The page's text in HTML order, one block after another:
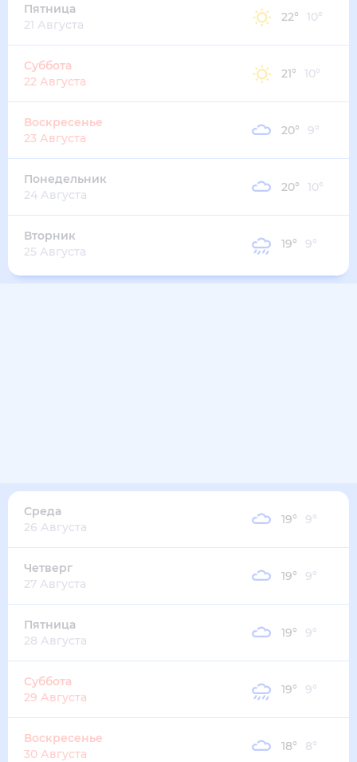
Пятница
21 Августа
22° 10°
Суббота
22 Августа
21° 10°
Воскресенье
23 Августа
20° 9°
Понедельник
24 Августа
20° 10°
Вторник
25 Августа
19° 9°
Среда
26 Августа
19° 9°
Четверг
27 Августа
19° 9°
Пятница
28 Августа
19° 9°
Суббота
29 Августа
19° 9°
Воскресенье
30 Августа
18° 8°